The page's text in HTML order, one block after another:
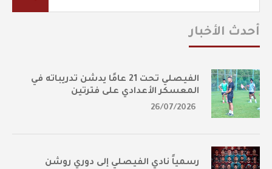
أحدث الأخبار
الفيصلي تحت 21 عامًا يدشن تدريباته في
المعسكر الأعدادي على فترتين
26/07/2026
رسمياً نادي الفيصلي إلى دوري روشن